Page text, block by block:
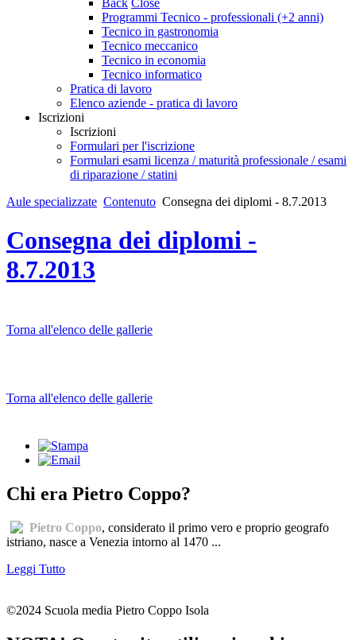
Back Close
Programmi Tecnico - professionali (+2 anni)
Tecnico in gastronomia
Tecnico meccanico
Tecnico in economia
Tecnico informatico
Pratica di lavoro
Elenco aziende - pratica di lavoro
Iscrizioni
Iscrizioni
Formulari per l'iscrizione
Formulari esami licenza / maturità professionale / esami
di riparazione / statini
Aule specializzate Contenuto Consegna dei diplomi - 8.7.2013
Consegna dei diplomi -
8.7.2013
Torna all'elenco delle gallerie
Torna all'elenco delle gallerie
Chi era Pietro Coppo?
Pietro Coppo, considerato il primo vero e proprio geografo
istriano, nasce a Venezia intorno al 1470 ...
Leggi Tutto
©2024 Scuola media Pietro Coppo Isola